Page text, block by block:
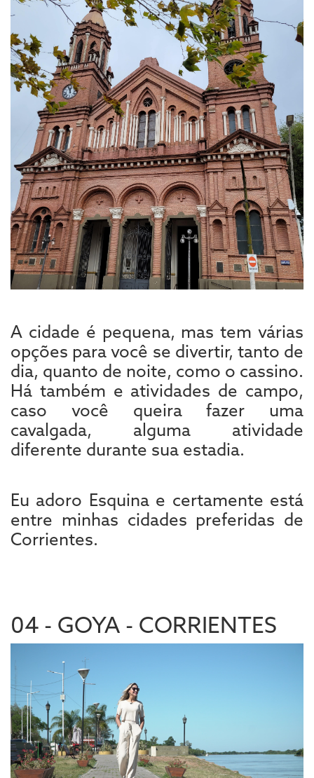
A cidade é pequena, mas tem várias
opções para você se divertir, tanto de
dia, quanto de noite, como o cassino.
Há também e atividades de campo,
caso você queira fazer uma
cavalgada, alguma atividade
diferente durante sua estadia.
Eu adoro Esquina e certamente está
entre minhas cidades preferidas de
Corrientes.
04 - GOYA - CORRIENTES